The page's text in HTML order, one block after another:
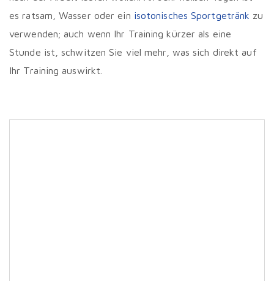
es ratsam, Wasser oder ein isotonisches Sportgetränk zu
verwenden; auch wenn Ihr Training kürzer als eine
Stunde ist, schwitzen Sie viel mehr, was sich direkt auf
Ihr Training auswirkt.